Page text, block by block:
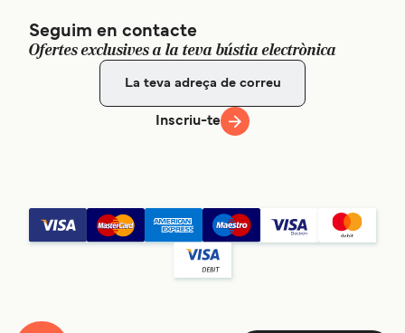
Seguim en contacte
Ofertes exclusives a la teva bústia electrònica
Inscriu-te